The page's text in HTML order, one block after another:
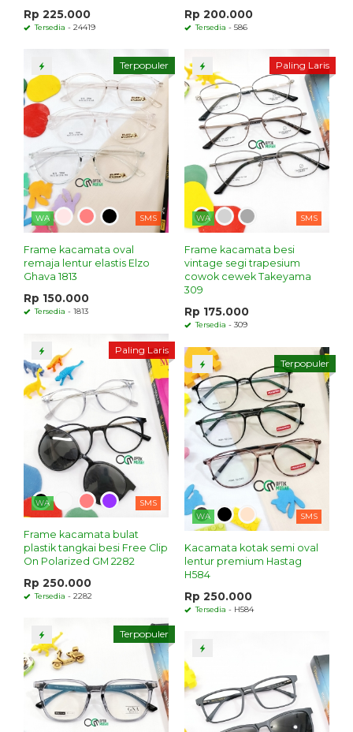
Rp 225.000
Tersedia - 24419
Rp 200.000
Tersedia - 586
Terpopuler
WA SMS
Frame kacamata oval
remaja lentur elastis Elzo
Ghava 1813
Rp 150.000
Tersedia - 1813
Paling Laris
WA SMS
Frame kacamata besi
vintage segi trapesium
cowok cewek Takeyama
309
Rp 175.000
Tersedia - 309
Paling Laris
WA SMS
Frame kacamata bulat
plastik tangkai besi Free Clip
On Polarized GM 2282
Rp 250.000
Tersedia - 2282
Terpopuler
WA SMS
Kacamata kotak semi oval
lentur premium Hastag
H584
Rp 250.000
Tersedia - H584
Terpopuler